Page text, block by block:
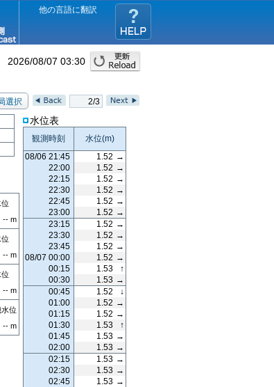
他の言語に翻訳
2026/08/07 03:30
選択
2/3
-- m
-- m
-- m
位
-- m
水位表
観測時刻 水位(m)
08/06 21:45
1.52 →
22:00
1.52 →
22:15
1.52 →
22:30
1.52 →
22:45
1.52 →
23:00
1.52 →
23:15
1.52 →
23:30
1.52 →
23:45
1.52 →
08/07 00:00
1.52 →
00:15
1.53
↑
00:30
1.53 →
00:45
1.52
↓
01:00
1.52 →
01:15
1.52 →
01:30
1.53
↑
01:45
1.53 →
02:00
1.53 →
02:15
1.53 →
02:30
1.53 →
02:45
1.53 →